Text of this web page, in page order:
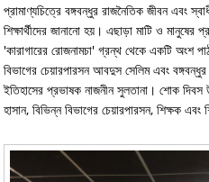
প্রামাণ্যচিত্রে বঙ্গবন্ধুর রাজনৈতিক জীবন এবং
শিক্ষার্থীদের জানানো হয়। এছাড়া মাটি ও মানুষের
'কারাগারের রোজনামচা' গ্রন্থ থেকে একটি অংশ
বিভাগের চেয়ারপারসন আবদুস সেলিম এবং
ইতিহাসের প্রভাষক নাজনীন সুলতানা। শোক দিবস
হাসান, বিভিন্ন বিভাগের চেয়ারপারসন, শিক্ষক এবং